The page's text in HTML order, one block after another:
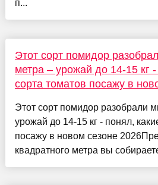
п...
Этот сорт помидор
метра – урожай до 14-15 кг
сорта томатов посажу в
Этот сорт помидор разобрали
урожай до 14-15 кг - понял,
посажу в новом сезоне
квадратного метра вы